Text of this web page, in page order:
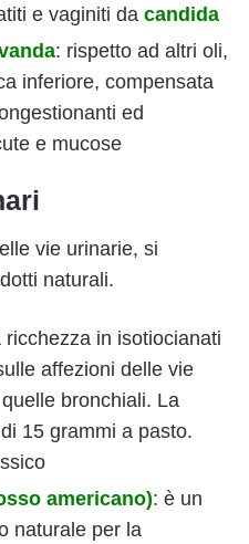
e vaginiti da candida
: rispetto ad altri oli,
inferiore, compensata
ed
e mucose
vie urinarie, si
naturali.
ricchezza in isotiocianati
affezioni delle vie
bronchiali. La
15 grammi a pasto.
americano): è un
naturale per la